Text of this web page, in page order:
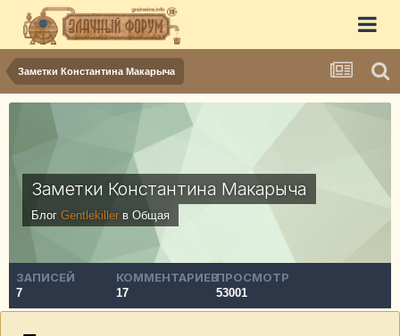
Заметки Константина Макарыча
Заметки Константина Макарыча
Блог Gentlekiller в Общая
ЗАПИСЕЙ
7
КОММЕНТАРИЕВ
17
ПРОСМОТР
53001